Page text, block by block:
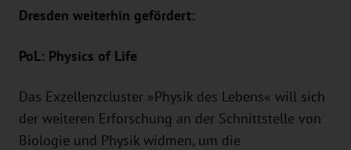
Dresden weiterhin gefördert:
PoL: Physics of Life
Das Exzellenzcluster »Physik des Lebens« will sich
der weiteren Erforschung an der Schnittstelle von
Biologie und Physik widmen, um die